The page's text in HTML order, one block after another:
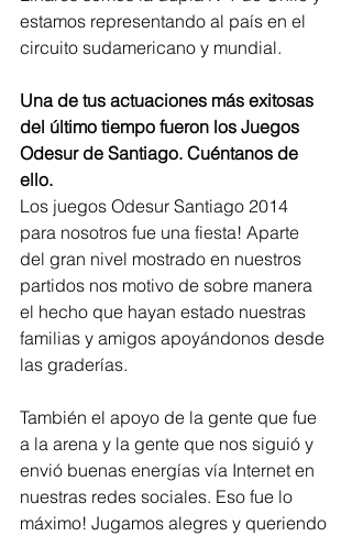
estamos representando al país en el
circuito sudamericano y mundial.
Una de tus actuaciones más exitosas
del último tiempo fueron los Juegos
Odesur de Santiago. Cuéntanos de
ello.​
Los juegos Odesur Santiago 2014
para nosotros fue una fiesta! Aparte
del gran nivel mostrado en nuestros
partidos nos motivo de sobre manera
el hecho que hayan estado nuestras
familias y amigos apoyándonos desde
las graderías.
También el apoyo de la gente que fue
a la arena y la gente que nos siguió y
envió buenas energías vía Internet en
nuestras redes sociales. Eso fue lo
máximo! Jugamos alegres y queriendo